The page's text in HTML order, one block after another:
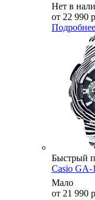
Нет в
от 22 990
Подробнее
Быстрый
Casio GA-
Мало
от 21 990